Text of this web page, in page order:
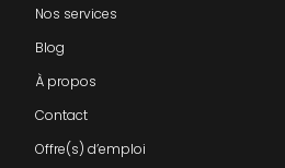
Nos services
Blog
À propos
Contact
Offre(s) d’emploi